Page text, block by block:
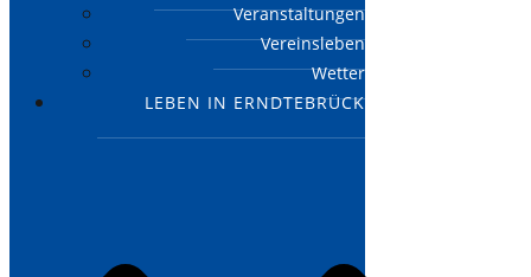
Veranstaltungen
Vereinsleben
Wetter
LEBEN IN ERNDTEBRÜCK